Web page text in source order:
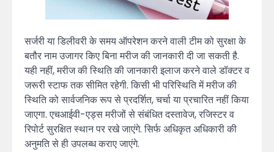
सर्जरी या डिलीवरी के समय ऑपरेशन करने वाली टीम को सुरक्षा के
बतौर नाम उजागर किए बिना मरीज की जानकारी दी जा सकती है.
यही नहीं, मरीज की स्थिति की जानकारी इलाज करने वाले डॉक्टर व
जरूरी स्टाफ तक सीमित रहेगी. किसी भी परिस्थिति में मरीज की
स्थिति को सार्वजनिक रूप से प्रदर्शित, चर्चा या प्रचारित नहीं किया
जाएगा. एचआईवी-एड्स मरीजों से संबंधित दस्तावेज, रजिस्टर व
रिपोर्ट सुरक्षित स्थान पर रखे जाएंगे. सिर्फ अधिकृत अधिकारी की
अनुमति से ही उपलब्ध कराए जाएंगे.